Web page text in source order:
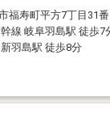
福寿町平方7丁目31番
線 岐阜羽島駅 徒歩7
羽島駅 徒歩8分